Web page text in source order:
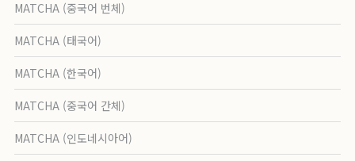
MATCHA (중국어 번체)
MATCHA (태국어)
MATCHA (한국어)
MATCHA (중국어 간체)
MATCHA (인도네시아어)